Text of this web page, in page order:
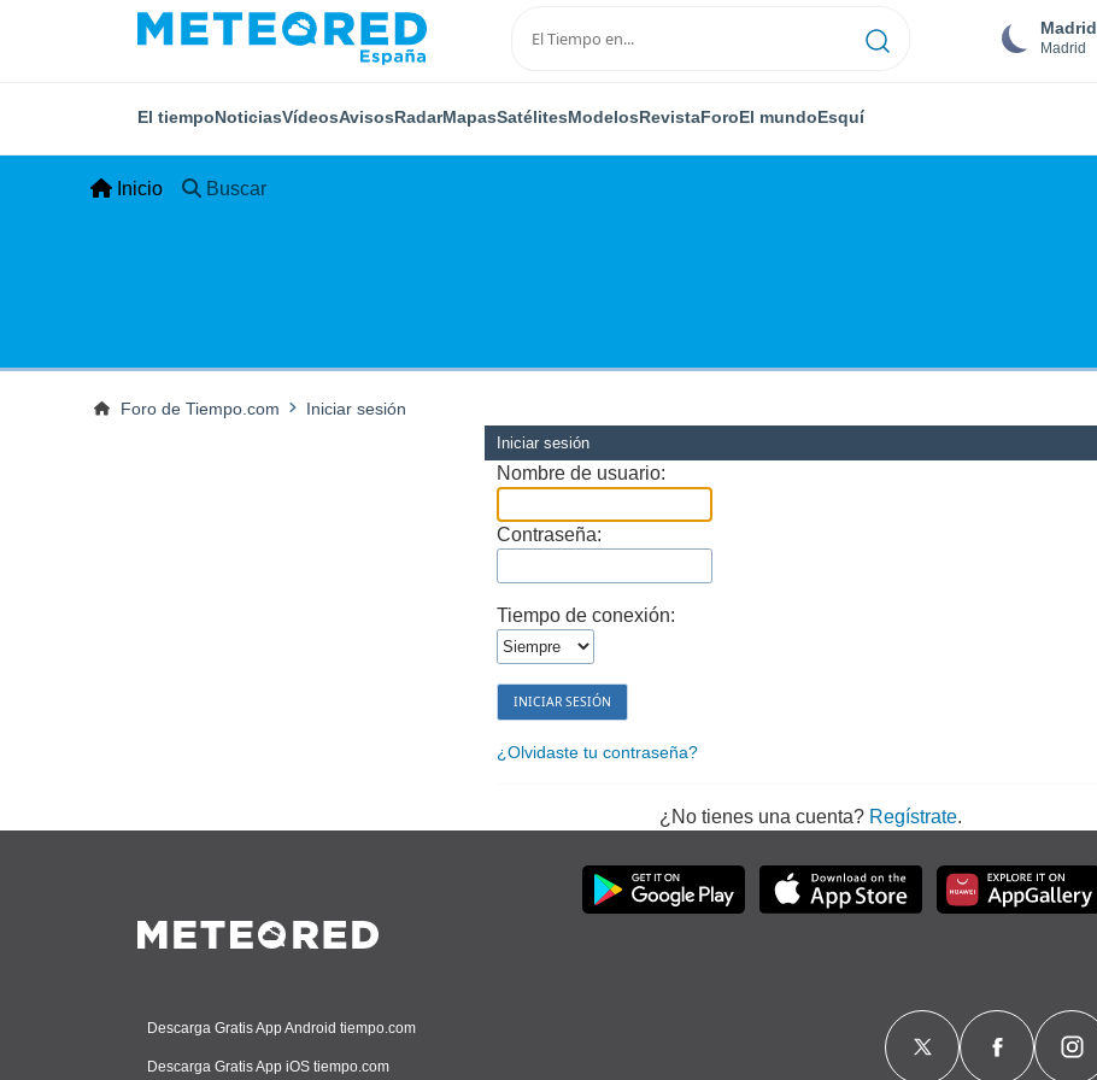
Madrid
Madrid
El tiempoNoticiasVídeosAvisosRadarMapasSatélitesModelosRevistaForoEl mundoEsquí
Inicio Buscar
Foro de Tiempo.com Iniciar sesión
Iniciar sesión
Nombre de usuario:
Contraseña:
Tiempo de conexión:
¿Olvidaste tu contraseña?
¿No tienes una cuenta? Regístrate.
Descarga Gratis App Android tiempo.com
Descarga Gratis App iOS tiempo.com